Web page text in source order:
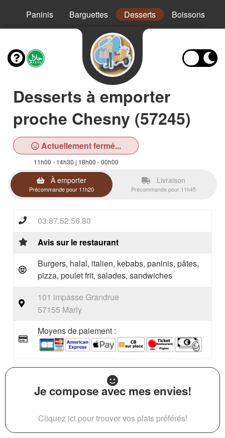
Paninis Barguettes Desserts Boissons
Desserts à emporter
proche Chesny (57245)
Actuellement fermé...
11h00 - 14h30 | 18h00 - 00h00
À emporter
Précommande pour 11h20
Livraison
Précommande pour 11h45
03.87.52.56.80
Avis sur le restaurant
Burgers, halal, italien, kebabs, paninis, pâtes,
pizza, poulet frit, salades, sandwiches
101 impasse Grandrue
57155 Marly
Moyens de paiement :
Je compose avec mes envies!
Cliquez ici pour trouver vos plats préférés!